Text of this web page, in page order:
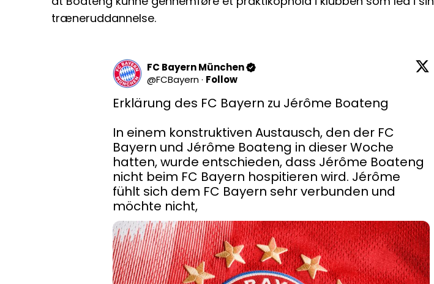
træneruddannelse.
FC Bayern München
@FCBayern · Follow
Erklärung des FC Bayern zu Jérôme Boateng
In einem konstruktiven Austausch, den der FC
Bayern und Jérôme Boateng in dieser Woche
hatten, wurde entschieden, dass Jérôme Boateng
nicht beim FC Bayern hospitieren wird. Jérôme
fühlt sich dem FC Bayern sehr verbunden und
möchte nicht,